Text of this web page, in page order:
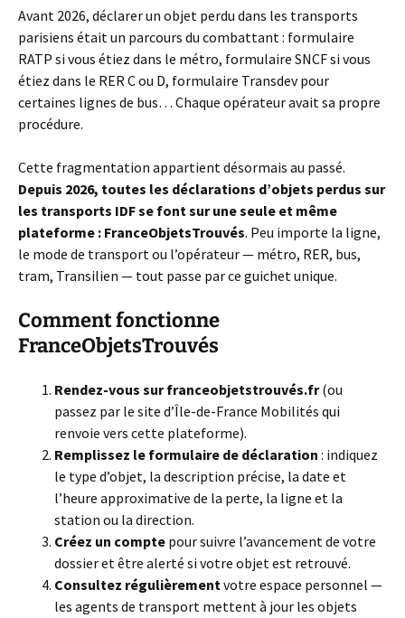
Avant 2026, déclarer un objet perdu dans les transports
parisiens était un parcours du combattant : formulaire
RATP si vous étiez dans le métro, formulaire SNCF si vous
étiez dans le RER C ou D, formulaire Transdev pour
certaines lignes de bus… Chaque opérateur avait sa propre
procédure.
Cette fragmentation appartient désormais au passé.
Depuis 2026, toutes les déclarations d’objets perdus sur
les transports IDF se font sur une seule et même
plateforme : FranceObjetsTrouvés. Peu importe la ligne,
le mode de transport ou l’opérateur — métro, RER, bus,
tram, Transilien — tout passe par ce guichet unique.
Comment fonctionne
FranceObjetsTrouvés
Rendez-vous sur franceobjetstrouvés.fr(ou
passez par le site d’Île-de-France Mobilités qui
renvoie vers cette plateforme).
Remplissez le formulaire de déclaration : indiquez
le type d’objet, la description précise, la date et
l’heure approximative de la perte, la ligne et la
station ou la direction.
Créez un compte pour suivre l’avancement de votre
dossier et être alerté si votre objet est retrouvé.
Consultez régulièrementvotre espace personnel —
les agents de transport mettent à jour les objets